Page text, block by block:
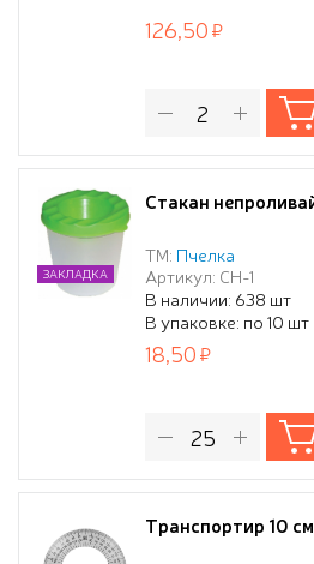
126,50
Стакан
ТМ: Пчелка
Артикул: СН-1
В наличии: 638 шт
В упаковке: по 10 шт
ЗАКЛАДКА
18,50
Транспортир 10